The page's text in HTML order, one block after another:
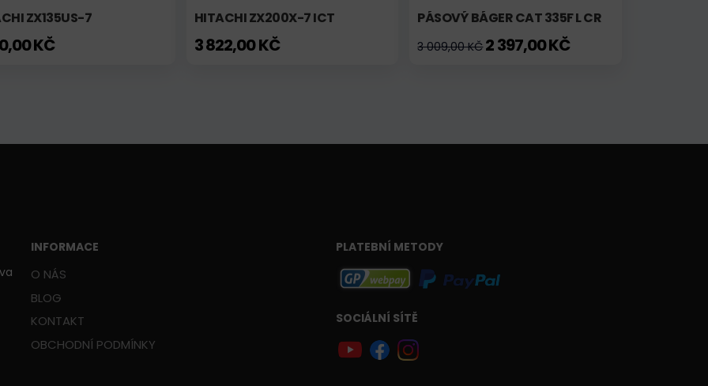
ZX135US-7
KČ
HITACHI ZX200X-7 ICT
3 822,00 KČ
PÁSOVÝ BÁGER CAT 335F L CR
3 009,00 KČ2 397,00 KČ
INFORMACE
O NÁS
BLOG
KONTAKT
OBCHODNÍ PODMÍNKY
PLATEBNÍ METODY
SOCIÁLNÍ SÍTĚ